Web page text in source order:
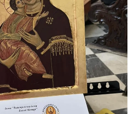
ЗБІЛЬШИТИ